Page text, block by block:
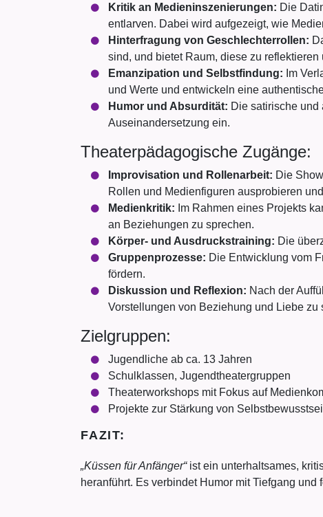
Kritik an Medieninszenierungen: Die
entlarven. Dabei wird aufgezeigt, wie
Hinterfragung von Geschlechterrollen:
sind, und bietet Raum, diese zu reflektieren
Emanzipation und Selbstfindung: Im
und Werte und entwickeln eine
Humor und Absurdität: Die satirische
Auseinandersetzung ein.
Theaterpädagogische Zugänge:
Improvisation und Rollenarbeit: Die
Rollen und Medienfiguren ausprobieren
Medienkritik: Im Rahmen eines Projekts
an Beziehungen zu sprechen.
Körper- und Ausdruckstraining: Die
Gruppenprozesse: Die Entwicklung vom
fördern.
Diskussion und Reflexion: Nach der
Vorstellungen von Beziehung und Liebe zu
Zielgruppen:
Jugendliche ab ca. 13 Jahren
Schulklassen, Jugendtheatergruppen
Theaterworkshops mit Fokus auf
Projekte zur Stärkung von
FAZIT:
„Küssen für Anfänger“ist ein unterhaltsames,
heranführt. Es verbindet Humor mit Tiefgang